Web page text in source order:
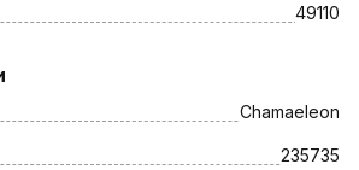
49110
Chamaeleon
235735